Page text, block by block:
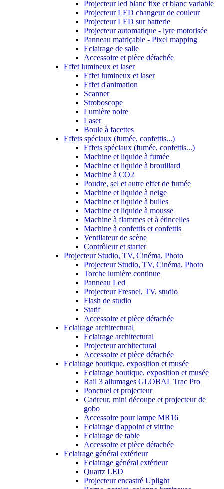
Projecteur led blanc fixe et blanc variable
Projecteur LED changeur de couleur
Projecteur LED sur batterie
Projecteur automatique - lyre motorisée
Panneau matriçable - Pixel mapping
Eclairage de salle
Accessoire et pièce détachée
Effet lumineux et laser
Effet lumineux et laser
Effet d'animation
Scanner
Stroboscope
Lumière noire
Laser
Boule à facettes
Effets spéciaux (fumée, confettis...)
Effets spéciaux (fumée, confettis...)
Machine et liquide à fumée
Machine et liquide à brouillard
Machine à CO2
Poudre, sel et autre effet de fumée
Machine et liquide à neige
Machine et liquide à bulles
Machine et liquide à mousse
Machine à flammes et à étincelles
Machine à confettis et confettis
Ventilateur de scène
Contrôleur et starter
Projecteur Studio, TV, Cinéma, Photo
Projecteur Studio, TV, Cinéma, Photo
Torche lumière continue
Panneau Led
Projecteur Fresnel, TV, studio
Flash de studio
Statif
Accessoire et pièce détachée
Eclairage architectural
Eclairage architectural
Projecteur architectural
Accessoire et pièce détachée
Eclairage boutique, exposition et musée
Eclairage boutique, exposition et musée
Rail 3 allumages GLOBAL Trac Pro
Ponctuel et projecteur
Cadreur, mini découpe et projecteur de
gobo
Accessoire pour lampe MR16
Eclairage d'appoint et vitrine
Eclairage de table
Accessoire et pièce détachée
Eclairage général extérieur
Eclairage général extérieur
Quartz LED
Projecteur encastré Uplight